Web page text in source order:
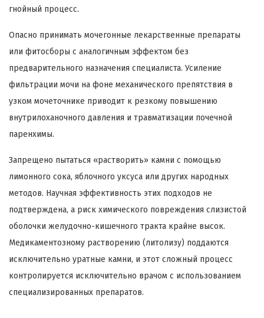
гнойный процесс.
Опасно принимать мочегонные лекарственные препараты
или фитосборы с аналогичным эффектом без
предварительного назначения специалиста. Усиление
фильтрации мочи на фоне механического препятствия в
узком мочеточнике приводит к резкому повышению
внутрилоханочного давления и травматизации почечной
паренхимы.
Запрещено пытаться «растворить» камни с помощью
лимонного сока, яблочного уксуса или других народных
методов. Научная эффективность этих подходов не
подтверждена, а риск химического повреждения слизистой
оболочки желудочно-кишечного тракта крайне высок.
Медикаментозному растворению (литолизу) поддаются
исключительно уратные камни, и этот сложный процесс
контролируется исключительно врачом с использованием
специализированных препаратов.